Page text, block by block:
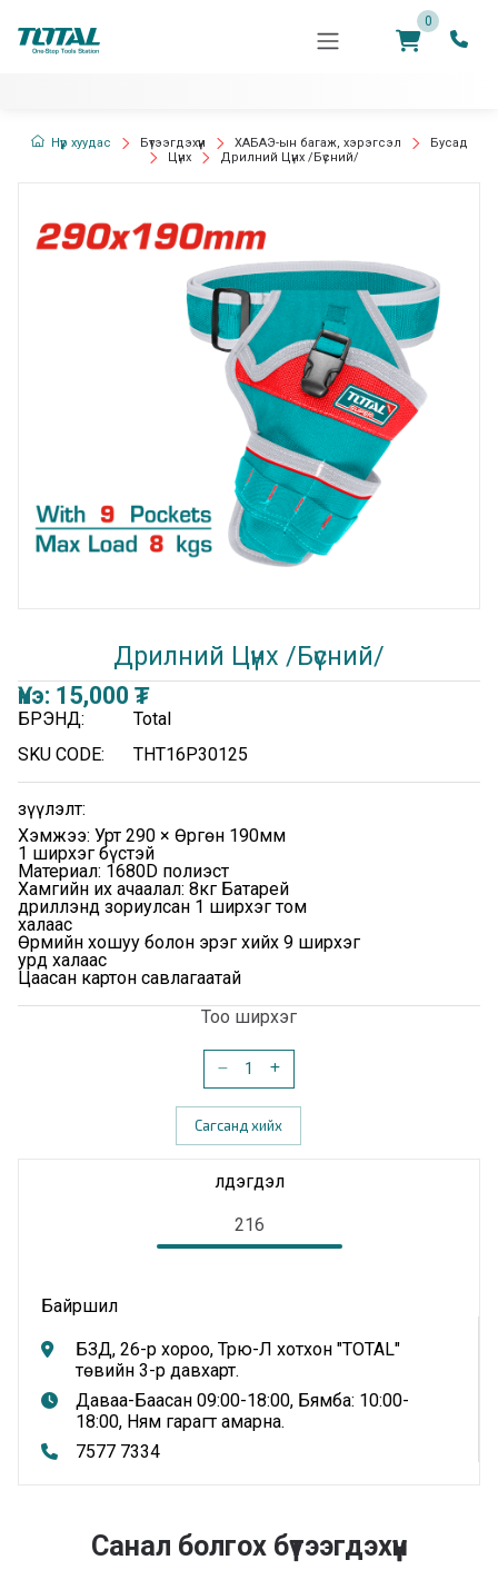
0
Нүүр хуудас Бүтээгдэхүүн ХАБАЭ-ын багаж, хэрэгсэл
Бусад
Цүнх
Дрилний Цүнх /Бүсний/
Дрилний Цүнх /Бүсний/
Үнэ: 15,000 ₮
БРЭНД:
Total
SKU CODE:
THT16P30125
Үзүүлэлт:
Хэмжээ: Урт 290 × Өргөн 190мм
1 ширхэг бүстэй
Материал: 1680D полиэст
Хамгийн их ачаалал: 8кг Батарей
дриллэнд зориулсан 1 ширхэг том
халаас
Өрмийн хошуу болон эрэг хийх 9 ширхэг
урд халаас
Цаасан картон савлагаатай
Тоо ширхэг
Сагсанд хийх
Байршил
БЗД, 26-р хороо, Трю-Л хотхон "TOTAL"
төвийн 3-р давхарт.
Даваа-Баасан 09:00-18:00, Бямба: 10:00-
18:00, Ням гарагт амарна.
7577 7334
Үлдэгдэл
216
Санал болгох бүтээгдэхүүн